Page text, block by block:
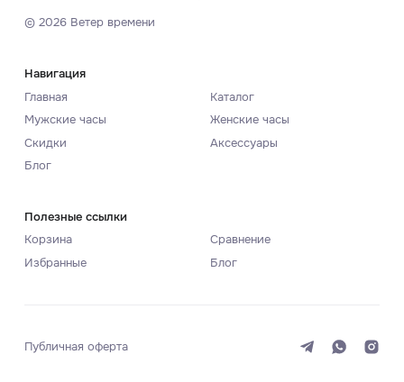
© 2026Ветер времени
Навигация
Главная
Каталог
Мужские часы
Женские часы
Скидки
Аксессуары
Блог
Полезные ссылки
Корзина
Сравнение
Избранные
Блог
Публичная оферта Светлая